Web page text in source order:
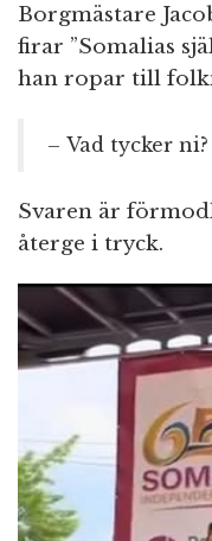
Borgmästare
firar ”Somalias
han ropar till
– Vad tycker
Svaren är
återge i tryck.